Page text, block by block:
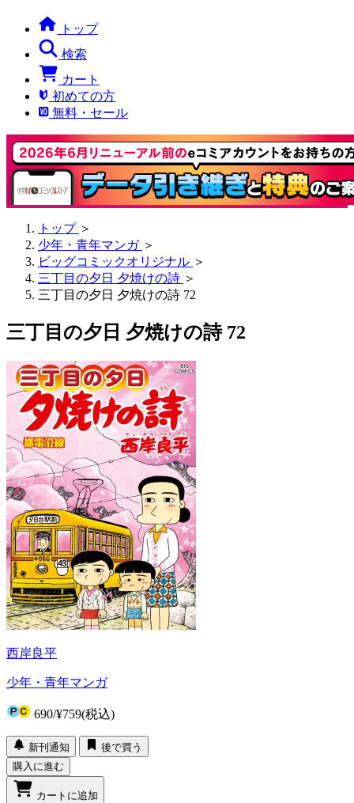
トップ
検索
カート
初めての方
無料・セール
トップ ＞
少年・青年マンガ ＞
ビッグコミックオリジナル ＞
三丁目の夕日 夕焼けの詩 ＞
三丁目の夕日 夕焼けの詩 72
三丁目の夕日 夕焼けの詩 72
西岸良平
少年・青年マンガ
690/¥759(税込)
新刊通知
後で買う
購入に進む
カートに追加